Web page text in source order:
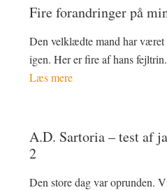
Fire forandringer på
Den velklædte mand har været
igen. Her er fire af hans fejltrin.
Læs mere
A.D. Sartoria – test af
2
Den store dag var oprunden.